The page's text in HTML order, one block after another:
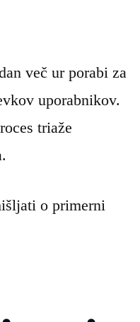
več ur porabi za
uporabnikov.
triaže
o primerni